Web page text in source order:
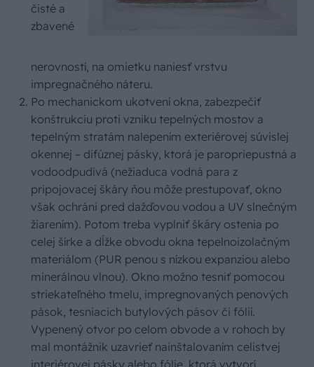
čisté a
zbavené
nerovností, na omietku naniesť vrstvu
impregnačného náteru.
Po mechanickom ukotvení okna, zabezpečiť
konštrukciu proti vzniku tepelných mostov a
tepelným stratám nalepením exteriérovej súvislej
okennej – difúznej pásky, ktorá je paropriepustná a
vodoodpudivá (nežiaduca vodná para z
pripojovacej škáry ňou môže prestupovať, okno
však ochráni pred dažďovou vodou a UV slnečným
žiarením). Potom treba vyplniť škáry ostenia po
celej šírke a dĺžke obvodu okna tepelnoizolačným
materiálom (PUR penou s nízkou expanziou alebo
minerálnou vlnou). Okno možno tesniť pomocou
striekateľného tmelu, impregnovaných penových
pások, tesniacich butylových pásov či fólií.
Vypenený otvor po celom obvode a v rohoch by
mal montážnik uzavrieť nainštalovaním celistvej
interiérovej pásky alebo fólie, ktorá vytvorí